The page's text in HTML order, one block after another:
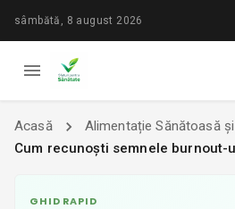
sâmbătă, 8 august 2026
Acasă
Alimentație Sănătoasă
Cum recunoști semnele
GHID RAPID